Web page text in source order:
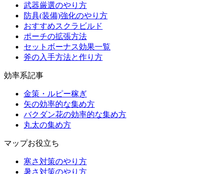
武器厳選のやり方
防具(装備)強化のやり方
おすすめスクラビルド
ポーチの拡張方法
セットボーナス効果一覧
斧の入手方法と作り方
効率系記事
金策・ルピー稼ぎ
矢の効率的な集め方
バクダン花の効率的な集め方
丸太の集め方
マップお役立ち
寒さ対策のやり方
暑さ対策のやり方